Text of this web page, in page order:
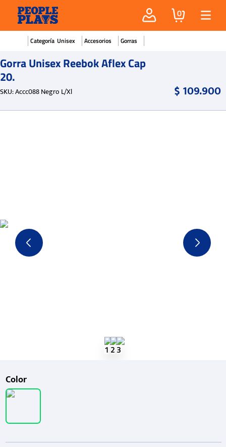
0
Unisex Accesorios Gorras
Gorra Unisex Reebok Aflex Cap
20.
SKU:Accc088 Negro L/Xl $109.900
Color